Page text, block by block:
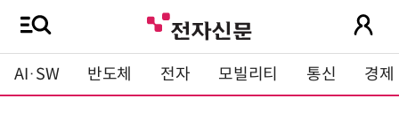
AI·SW 반도체 전자 모빌리티 통신 경제